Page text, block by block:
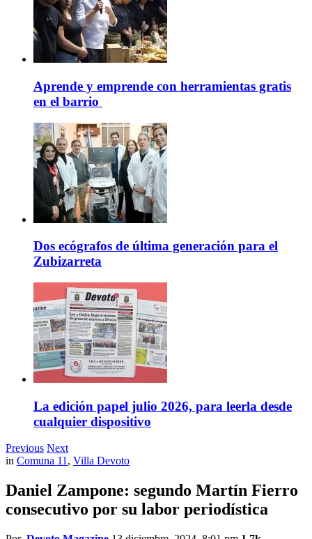
Aprende y emprende con herramientas gratis
en el barrio
Dos ecógrafos de última generación para el
Zubizarreta
La edición papel julio 2026, para leerla desde
cualquier dispositivo
Previous Next
in Comuna 11, Villa Devoto
Daniel Zampone: segundo Martín Fierro
consecutivo por su labor periodística